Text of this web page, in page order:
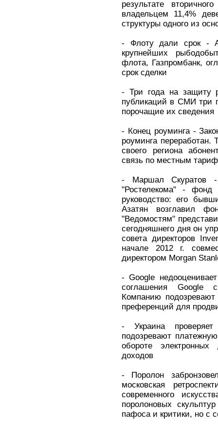
результате
владельцем 11,4%
структуры одного из
- Флоту дали срок -
крупнейших
флота, Газпромбанк,
срок сделки
- Три года на защиту
публикаций в СМИ три
порочащие их сведения
- Конец роуминга -
роуминга переработан.
своего региона
связь по местным
- Маршал Скуратов -
"Ростелекома" - фонд
руководство: его
Азатян возглавил
"Ведомостям"
сегодняшнего дня он
совета директоров
начале 2012 г.
директором Morgan
- Google
соглашения Google
Компанию
преференций для
- Украина
подозревают
обороте
доходов
- Поролон
московская
современного
поролоновых
пафоса и критики, но с